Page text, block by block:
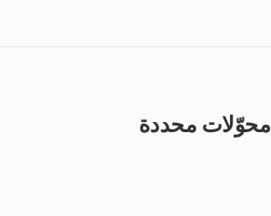
محوّلات محددة